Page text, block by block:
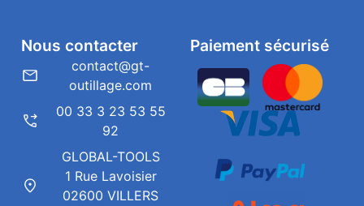
Paiement sécurisé
Nous contacter
contact@gt-
outillage.com
00 33 3 23 53 55
92
GLOBAL-TOOLS
1 Rue Lavoisier
02600 VILLERS